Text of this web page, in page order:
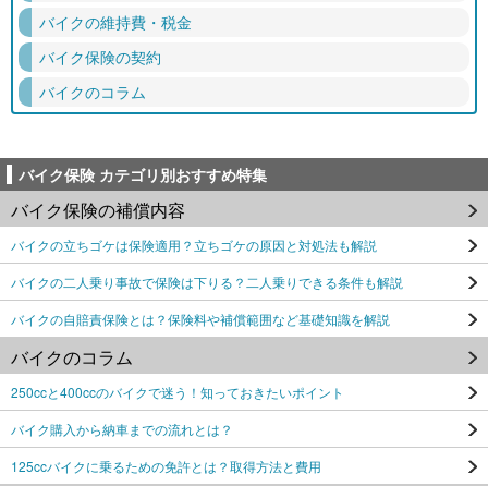
バイクの維持費・税金
バイク保険の契約
バイクのコラム
バイク保険 カテゴリ別おすすめ特集
バイク保険の補償内容
バイクの立ちゴケは保険適用？立ちゴケの原因と対処法も解説
バイクの二人乗り事故で保険は下りる？二人乗りできる条件も解説
バイクの自賠責保険とは？保険料や補償範囲など基礎知識を解説
バイクのコラム
250ccと400ccのバイクで迷う！知っておきたいポイント
バイク購入から納車までの流れとは？
125ccバイクに乗るための免許とは？取得方法と費用